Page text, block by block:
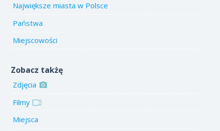
Największe miasta w Polsce
Państwa
Miejscowości
Zobacz takżę
Zdjęcia
Filmy
Miejsca